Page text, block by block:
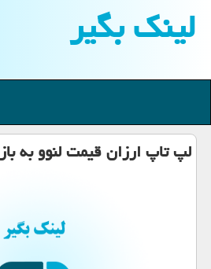
لینك بگیر
لپ تاپ ارزان قیمت لنوو به